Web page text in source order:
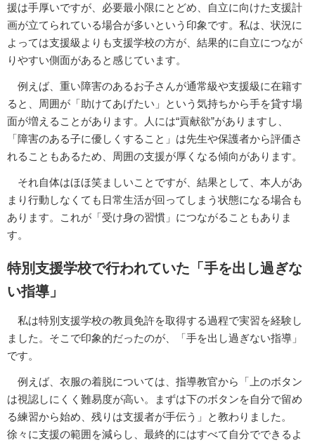
援は手厚いですが、必要最小限にとどめ、自立に向けた支援計
画が立てられている場合が多いという印象です。私は、状況に
よっては支援級よりも支援学校の方が、結果的に自立につなが
りやすい側面があると感じています。
例えば、重い障害のあるお子さんが通常級や支援級に在籍す
ると、周囲が「助けてあげたい」という気持ちから手を貸す場
面が増えることがあります。人には“貢献欲”がありますし、
「障害のある子に優しくすること」は先生や保護者から評価さ
れることもあるため、周囲の支援が厚くなる傾向があります。
それ自体はほほ笑ましいことですが、結果として、本人があ
まり行動しなくても日常生活が回ってしまう状態になる場合も
あります。これが「受け身の習慣」につながることもありま
す。
特別支援学校で行われていた「手を出し過ぎな
い指導」
私は特別支援学校の教員免許を取得する過程で実習を経験し
ました。そこで印象的だったのが、「手を出し過ぎない指導」
です。
例えば、衣服の着脱については、指導教官から「上のボタン
は視認しにくく難易度が高い。まずは下のボタンを自分で留め
る練習から始め、残りは支援者が手伝う」と教わりました。
徐々に支援の範囲を減らし、最終的にはすべて自分でできるよ